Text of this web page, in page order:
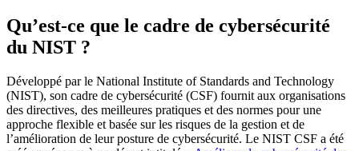
Qu’est-ce que le cadre de cybersécurité
du NIST ?
Développé par le National Institute of Standards and Technology
(NIST), son cadre de cybersécurité (CSF) fournit aux organisations
des directives, des meilleures pratiques et des normes pour une
approche flexible et basée sur les risques de la gestion et de
l’amélioration de leur posture de cybersécurité. Le NIST CSF a été